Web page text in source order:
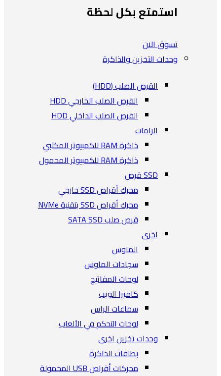
استمتع بكل لحظة
تسوق الان
وحدات التخزين والذاكرة
القرص الصلب (HDD)
القرص الصلب الخارجي HDD
القرص الصلب الداخلي HDD
الرامات
ذاكرة RAM للكمبيوتر المكتبي
ذاكرة RAM للكمبيوتر المحمول
SSD قرص
محرك أقراص SSD خارجي
محرك أقراص SSD بتقنية NVMe
قرص صلب SATA SSD
اخرى
الماوس
سجادات الماوس
لوحات المفاتيح
كاميرا الويب
سماعات الراس
لوحات التحكم في الألعاب
وحدات تخزين اخرى
بطاقات الذاكرة
محركات أقراص USB المحمولة